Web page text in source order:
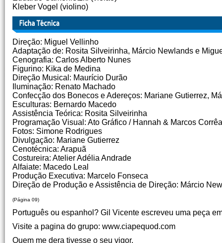
Kleber Vogel (violino)
Direção: Miguel Vellinho
Adaptação de: Rosita Silveirinha, Márcio Newlands e
Cenografia: Carlos Alberto Nunes
Figurino: Kika de Medina
Direção Musical: Maurício Durão
Iluminação: Renato Machado
Confecção dos Bonecos e Adereços: Mariane Gutierrez,
Esculturas: Bernardo Macedo
Assistência Teórica: Rosita Silveirinha
Programação Visual: Ato Gráfico / Hannah & Marcos Corrêa
Fotos: Simone Rodrigues
Divulgação: Mariane Gutierrez
Cenotécnica: Arapuã
Costureira: Atelier Adélia Andrade
Alfaiate: Macedo Leal
Produção Executiva: Marcelo Fonseca
Direção de Produção e Assistência de Direção: Márcio
(Página 09)
Português ou espanhol? Gil Vicente escreveu uma peça
Visite a pagina do grupo: www.ciapequod.com
Quem me dera tivesse o seu vigor,